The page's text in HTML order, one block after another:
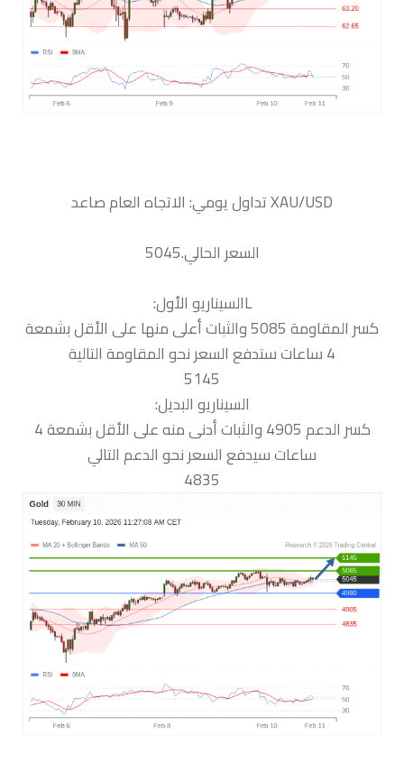
السعر الحالي.5045
‏Lالسيناريو الأول:
كسر المقاومة 5085 والثبات أعلى منها على الأقل بشمعة
4 ساعات ستدفع السعر نحو المقاومة التالية
5145
السيناريو البديل:
كسر الدعم 4905 والثبات أدنى منه على الأقل بشمعة 4
ساعات سيدفع السعر نحو الدعم التالي
4835